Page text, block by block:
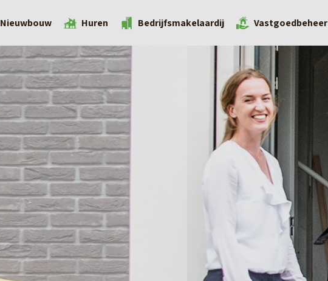
Nieuwbouw Huren Bedrijfsmakelaardij Vastgoedbeheer